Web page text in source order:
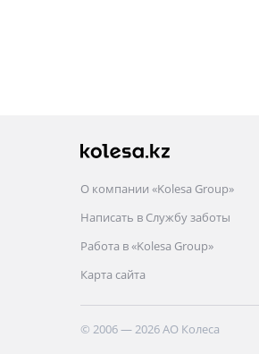
О компании «Kolesa Group»
Написать в Службу заботы
Работа в «Kolesa Group»
Карта сайта
© 2006 — 2026 АО Колеса